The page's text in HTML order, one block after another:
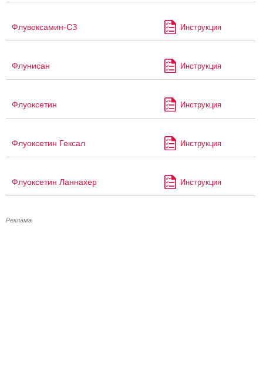
Флувоксамин-СЗ Инструкция
Флунисан Инструкция
Флуоксетин Инструкция
Флуоксетин Гексал Инструкция
Флуоксетин Ланнахер Инструкция
Реклама